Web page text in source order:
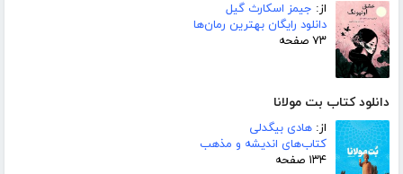
از: جیمز اسکارث گیل
دانلود رایگان بهترین رمان‌ها
۷۳ صفحه
دانلود کتاب بت مولانا
از: هادی بیگدلی
کتاب‌های اندیشه و مذهب
۱۳۴ صفحه